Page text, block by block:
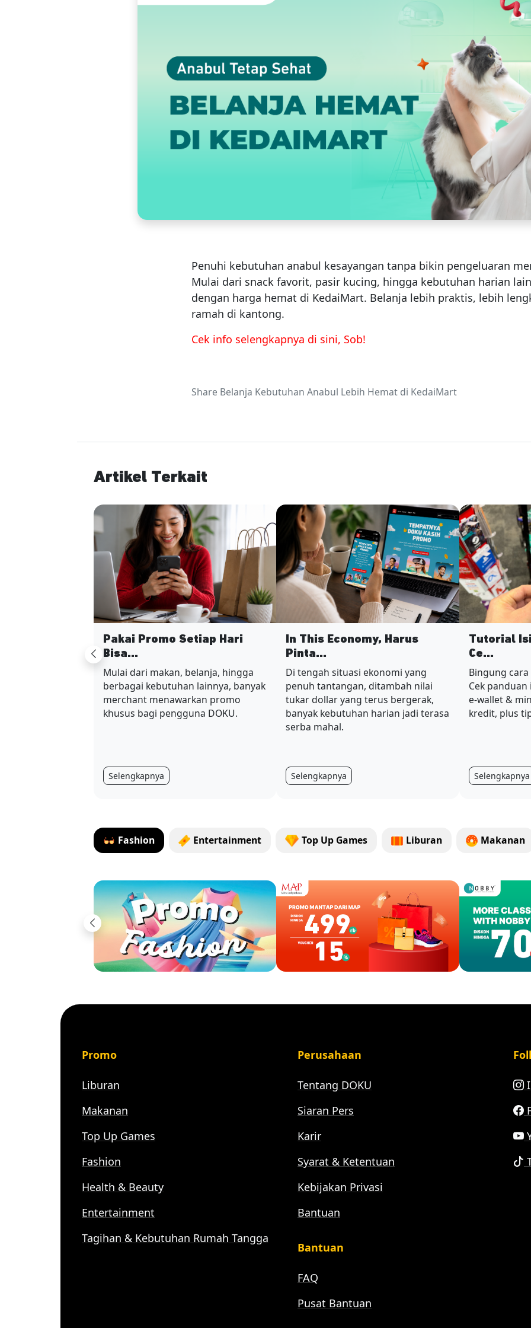
Penuhi kebutuhan anabul kesayangan tanpa bikin pengeluaran
Mulai dari snack favorit, pasir kucing, hingga kebutuhan harian
dengan harga hemat di KedaiMart. Belanja lebih praktis, lebih
ramah di kantong.
Cek info selengkapnya di sini, Sob!
Share Belanja Kebutuhan Anabul Lebih Hemat di KedaiMart
Artikel Terkait
Previous
Pakai Promo Setiap Hari
Bisa...
Mulai dari makan, belanja, hingga
berbagai kebutuhan lainnya, banyak
merchant menawarkan promo
khusus bagi pengguna DOKU.
Selengkapnya
In This Economy, Harus
Pinta...
Di tengah situasi ekonomi yang
penuh tantangan, ditambah nilai
tukar dollar yang terus bergerak,
banyak kebutuhan harian jadi terasa
serba mahal.
Selengkapnya
Tutorial
Ce...
Bingung
Cek panduan
e-wallet &
kredit, plus
Selengkapnya
Fashion Entertainment Top Up Games Liburan Makanan
Previous
Promo
Liburan
Makanan
Top Up Games
Fashion
Health & Beauty
Entertainment
Tagihan & Kebutuhan Rumah Tangga
Perusahaan
Tentang DOKU
Siaran Pers
Karir
Syarat & Ketentuan
Kebijakan Privasi
Bantuan
Bantuan
FAQ
Pusat Bantuan